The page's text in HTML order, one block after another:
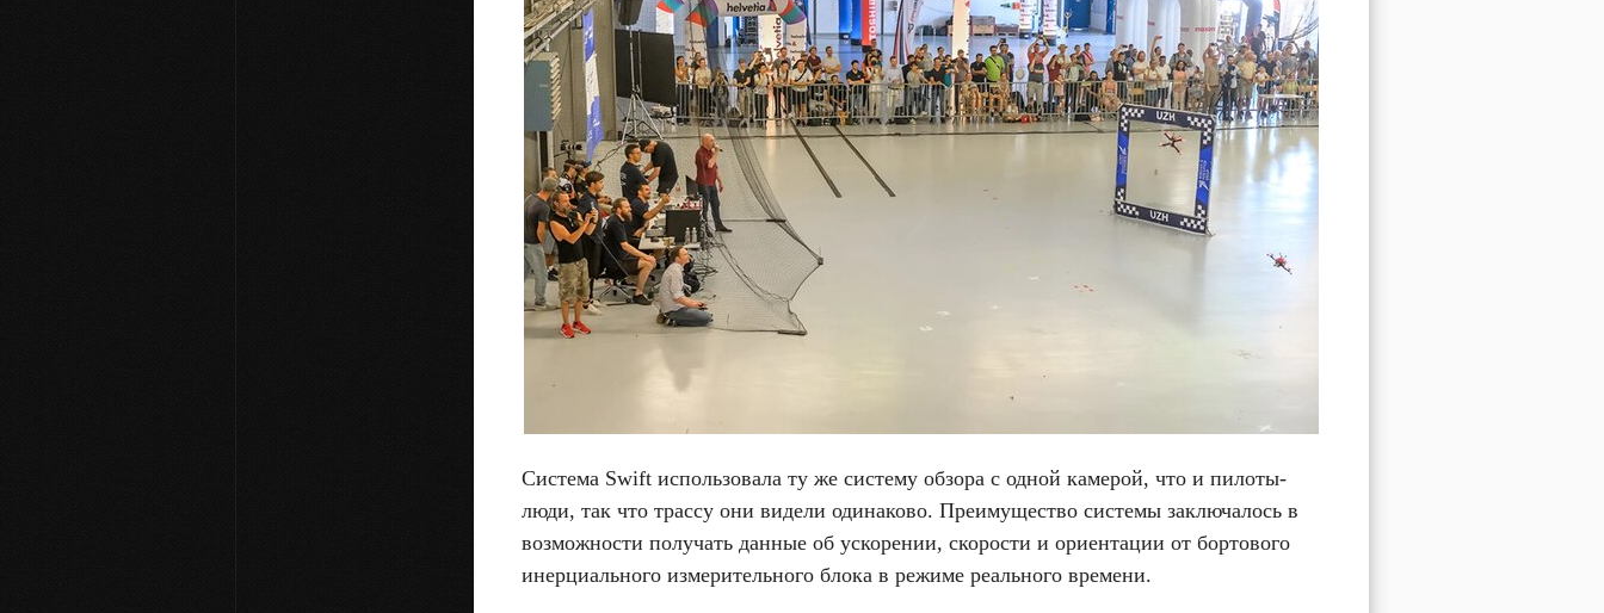
Система Swift использовала ту же систему обзора с одной камерой, что и пилоты-
люди, так что трассу они видели одинаково. Преимущество системы заключалось в
возможности получать данные об ускорении, скорости и ориентации от бортового
инерциального измерительного блока в режиме реального времени.